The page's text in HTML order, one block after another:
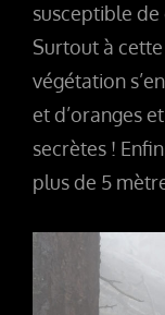
susceptible de
Surtout à
végétation
et d’oranges
secrètes !
plus de 5